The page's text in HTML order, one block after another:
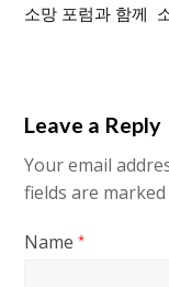
소망 포럼과 함께
Leave a Reply
Your email
fields are
Name*